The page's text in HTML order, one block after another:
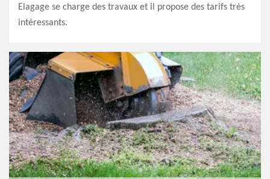
Elagage se charge des travaux et il propose des tarifs très
intéressants.